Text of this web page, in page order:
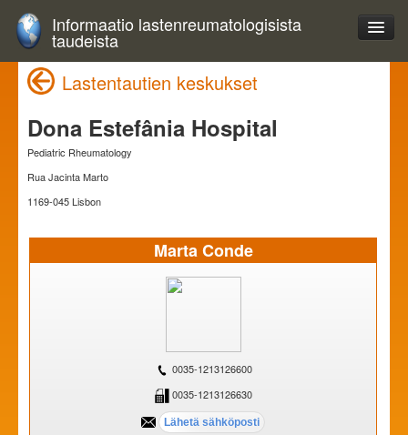
Informaatio lastenreumatologisista
taudeista
Lastentautien keskukset
Dona Estefânia Hospital
Pediatric Rheumatology
Rua Jacinta Marto
1169-045 Lisbon
Marta Conde
0035-1213126600
0035-1213126630